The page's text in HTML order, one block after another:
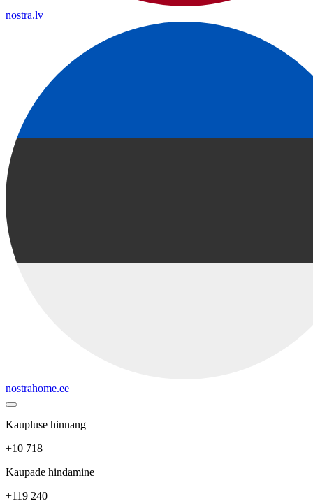
nostra.lv
nostrahome.ee
Kaupluse hinnang
+10 718
Kaupade hindamine
+119 240